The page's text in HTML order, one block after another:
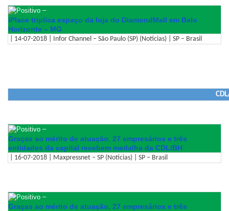
–
iPlace triplica espaço da loja do DiamondMall em Belo
Horizonte – MG
| 14-07-2018 | Infor Channel – São Paulo (SP) (Notícias) | SP – Brasil
–
Graças ao mérito de atuação, 27 empresários e três
entidades da capital recebem medalha da CDL/BH
| 16-07-2018 | Maxpressnet – SP (Notícias) | SP – Brasil
–
Graças ao mérito de atuação, 27 empresários e três